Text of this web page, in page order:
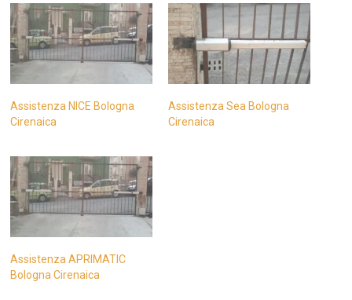
Assistenza NICE Bologna
Cirenaica
Assistenza Sea Bologna
Cirenaica
Assistenza APRIMATIC
Bologna Cirenaica